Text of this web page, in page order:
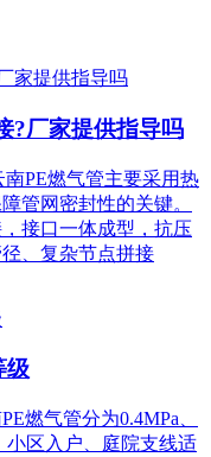
?厂家提供指导吗
PE燃气管主要采用热
管网密封性的关键。
接口一体成型，抗压
、复杂节点拼接
级
燃气管分为0.4MPa、
小区入户、庭院支线适